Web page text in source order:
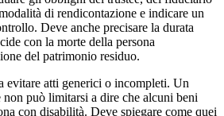
di rendicontazione e indicare un
Deve anche precisare la durata
con la morte della persona
del patrimonio residuo.
evitare atti generici o incompleti. Un
può limitarsi a dire che alcuni beni
con disabilità. Deve spiegare come quei